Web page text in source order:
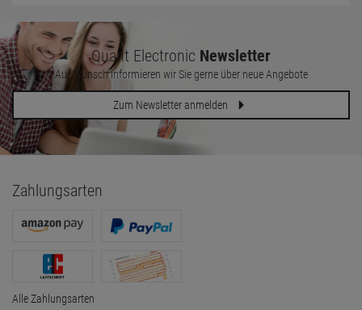
Quant Electronic Newsletter
Auf Wunsch informieren wir Sie gerne über neue Angebote
Zum Newsletter anmelden
Zahlungsarten
Alle Zahlungsarten